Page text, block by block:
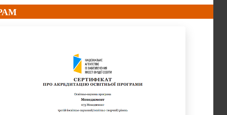
МЕНЕДЖМЕНТ ТА